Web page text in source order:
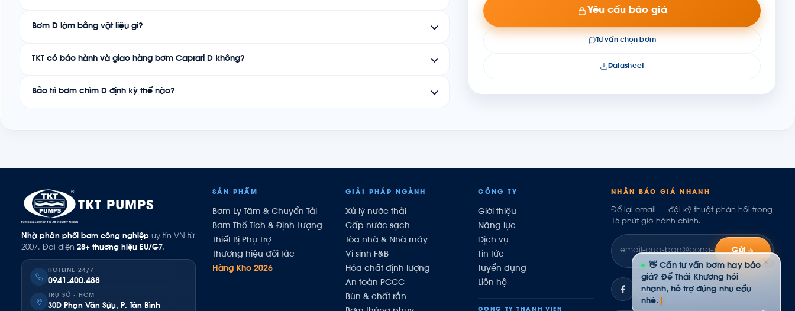
Bơm D làm bằng vật liệu gì?
TKT có bảo hành và giao hàng bơm Caprari D không?
Bảo trì bơm chìm D định kỳ thế nào?
Yêu cầu báo giá
Tư vấn chọn bơm
Datasheet
TKT PUMPS
Nhà phân phối bơm công nghiệp uy tín VN từ
2007. Đại diện 28+ thương hiệu EU/G7.
HOTLINE 24/7
0941.400.488
TRỤ SỞ · HCM
30D Phan Văn Sửu, P. Tân Bình
SẢN PHẨM
Bơm Ly Tâm & Chuyển Tải
Bơm Thể Tích & Định Lượng
Thiết Bị Phụ Trợ
Thương hiệu đối tác
Hàng Kho 2026
GIẢI PHÁP NGÀNH
Xử lý nước thải
Cấp nước sạch
Tòa nhà & Nhà máy
Vi sinh F&B
Hóa chất định lượng
An toàn PCCC
Bùn & chất rắn
CÔNG TY
Giới thiệu
Năng lực
Dịch vụ
Tin tức
Tuyển dụng
Liên hệ
CÔNG TY THÀNH VIÊN
NHẬN BÁO GIÁ NHANH
Để lại email — đội kỹ thuật phản hồi trong
15 phút giờ hành chính.
Gửi
ZL
✕
👋 Cần tư vấn bơm hay báo
giá? Để Thái Khương hỏi
nhanh, hỗ trợ đúng nhu cầu
nhé.